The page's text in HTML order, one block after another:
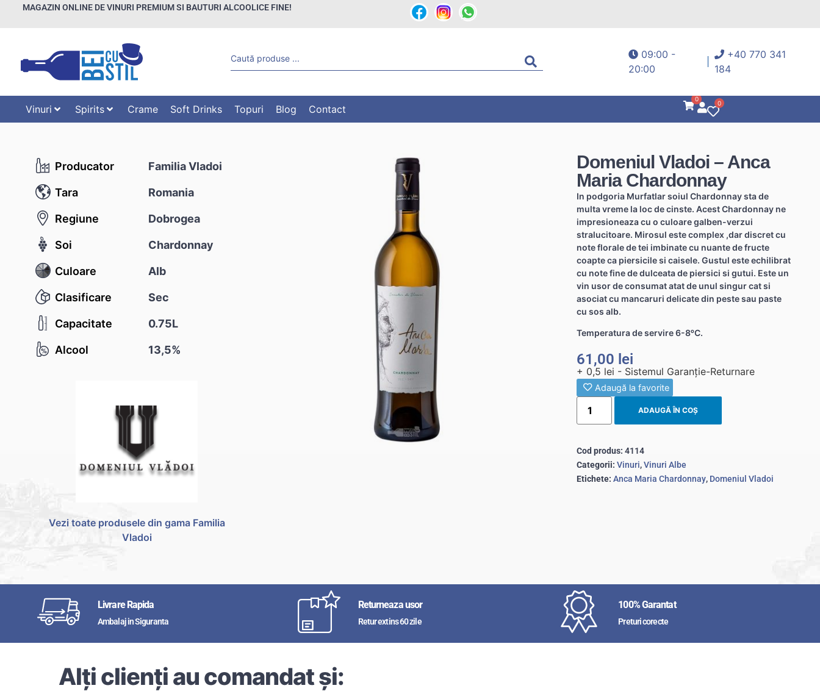
MAGAZIN ONLINE DE VINURI PREMIUM SI BAUTURI ALCOOLICE FINE!
09:00 -
20:00
+40 770 341
184
Vinuri Spirits Crame Soft Drinks Topuri Blog Contact
0
0
Producator Familia Vladoi
Tara Romania
Regiune Dobrogea
Soi Chardonnay
Culoare Alb
Clasificare Sec
Capacitate 0.75L
Alcool 13,5%
Vezi toate produsele din gama Familia
Vladoi
Domeniul Vladoi – Anca
Maria Chardonnay
In podgoria Murfatlar soiul Chardonnay sta de
multa vreme la loc de cinste. Acest Chardonnay ne
impresioneaza cu o culoare galben-verzui
stralucitoare. Mirosul este complex ,dar discret cu
note florale de tei imbinate cu nuante de fructe
coapte ca piersicile si caisele. Gustul este echilibrat
cu note fine de dulceata de piersici si gutui. Este un
vin usor de consumat atat de unul singur cat si
asociat cu mancaruri delicate din peste sau paste
cu sos alb.
Temperatura de servire 6-8ᵒC.
61,00 lei
+ 0,5 lei - Sistemul Garanție-Returnare
Adaugă la favorite
ADAUGĂ ÎN COȘ
Cod produs:4114
Categorii: Vinuri,Vinuri Albe
Etichete: Anca Maria Chardonnay, Domeniul Vladoi
Livrare Rapida
Ambalaj in Siguranta
Returneaza usor
Retur extins 60 zile
100% Garantat
Preturi corecte
Alți clienți au comandat și: